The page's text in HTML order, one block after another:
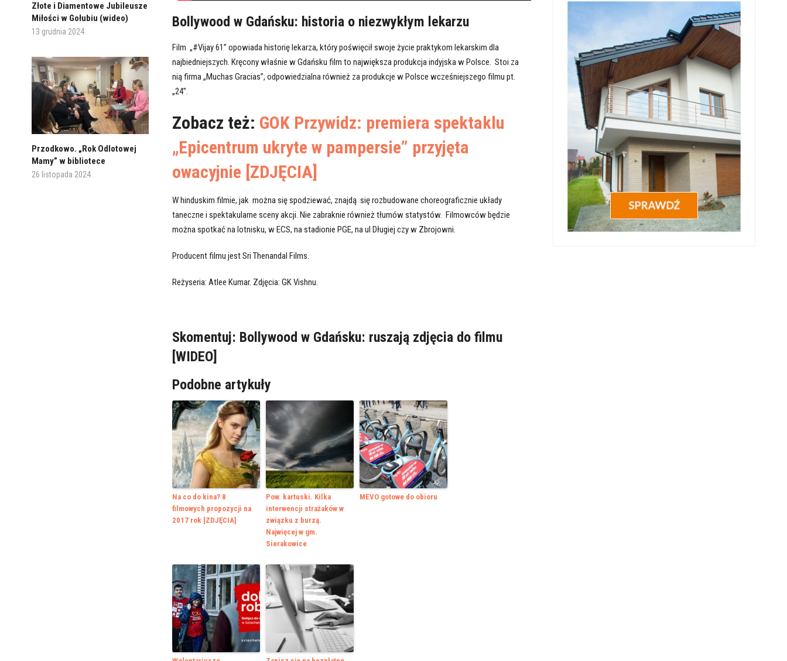
Złote i Diamentowe Jubileusze
Miłości w Gołubiu (wideo)
13 grudnia 2024
Przodkowo. „Rok Odlotowej
Mamy” w bibliotece
26 listopada 2024
Bollywood w Gdańsku: historia o niezwykłym lekarzu
Film „#Vijay 61” opowiada historię lekarza, który poświęcił swoje życie praktykom lekarskim dla
najbiedniejszych. Kręcony właśnie w Gdańsku film to największa produkcja indyjska w Polsce. Stoi za
nią firma „Muchas Gracias”, odpowiedzialna również za produkcje w Polsce wcześniejszego filmu pt.
„24”.
Zobacz też: GOK Przywidz: premiera spektaklu
„Epicentrum ukryte w pampersie” przyjęta
owacyjnie [ZDJĘCIA]
W hinduskim filmie, jak można się spodziewać, znajdą się rozbudowane choreograficznie układy
taneczne i spektakularne sceny akcji. Nie zabraknie również tłumów statystów. Filmowców będzie
można spotkać na lotnisku, w ECS, na stadionie PGE, na ul Długiej czy w Zbrojowni.
Producent filmu jest Sri Thenandal Films.
Reżyseria: Atlee Kumar. Zdjęcia: GK Vishnu.
Skomentuj: Bollywood w Gdańsku: ruszają zdjęcia do filmu
[WIDEO]
Podobne artykuły
Na co do kina? 8
filmowych propozycji na
2017 rok [ZDJĘCIA]
Pow. kartuski. Kilka
interwencji strażaków w
związku z burzą.
Najwięcej w gm.
Sierakowice
MEVO gotowe do obioru